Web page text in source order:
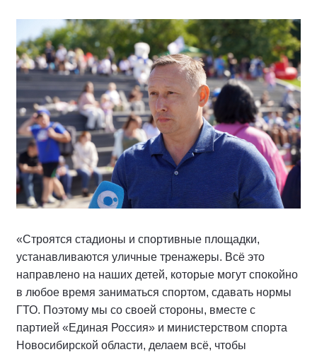
«Строятся стадионы и спортивные площадки,
устанавливаются уличные тренажеры. Всё это
направлено на наших детей, которые могут спокойно
в любое время заниматься спортом, сдавать нормы
ГТО. Поэтому мы со своей стороны, вместе с
партией «Единая Россия» и министерством спорта
Новосибирской области, делаем всё, чтобы